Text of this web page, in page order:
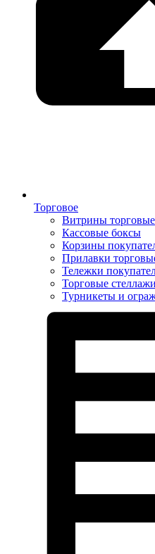
Торговое
Витрины торговые
Кассовые боксы
Корзины
Прилавки
Тележки
Торговые стеллажи
Турникеты и